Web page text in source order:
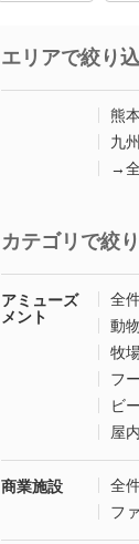
エリアで絞り
熊
九州
→
カテゴリで絞
アミューズ
メント
全
動
牧
フ
ビ
屋
商業施設 全
フ